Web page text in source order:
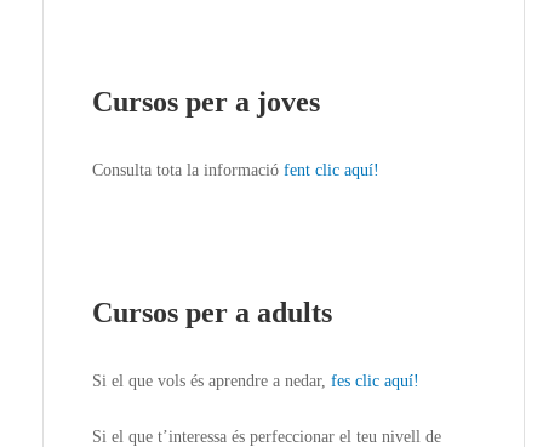
Cursos per a joves
Consulta tota la informació fent clic aquí!
Cursos per a adults
Si el que vols és aprendre a nedar, fes clic aquí!
Si el que t’interessa és perfeccionar el teu nivell de